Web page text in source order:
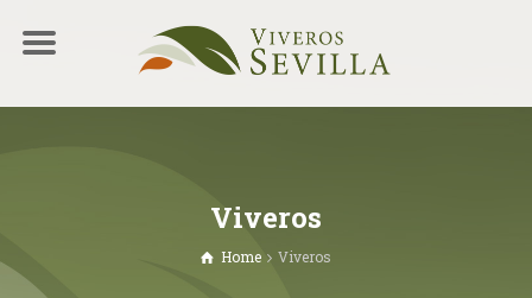
Viveros
Home Viveros